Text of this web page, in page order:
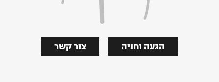
צור קשר הגעה וחניה